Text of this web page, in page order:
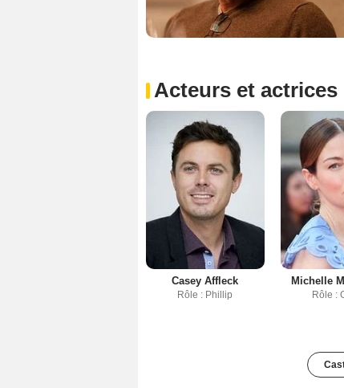
Acteurs et actrices
Casey Affleck
Rôle : Phillip
Michelle
Rôle :